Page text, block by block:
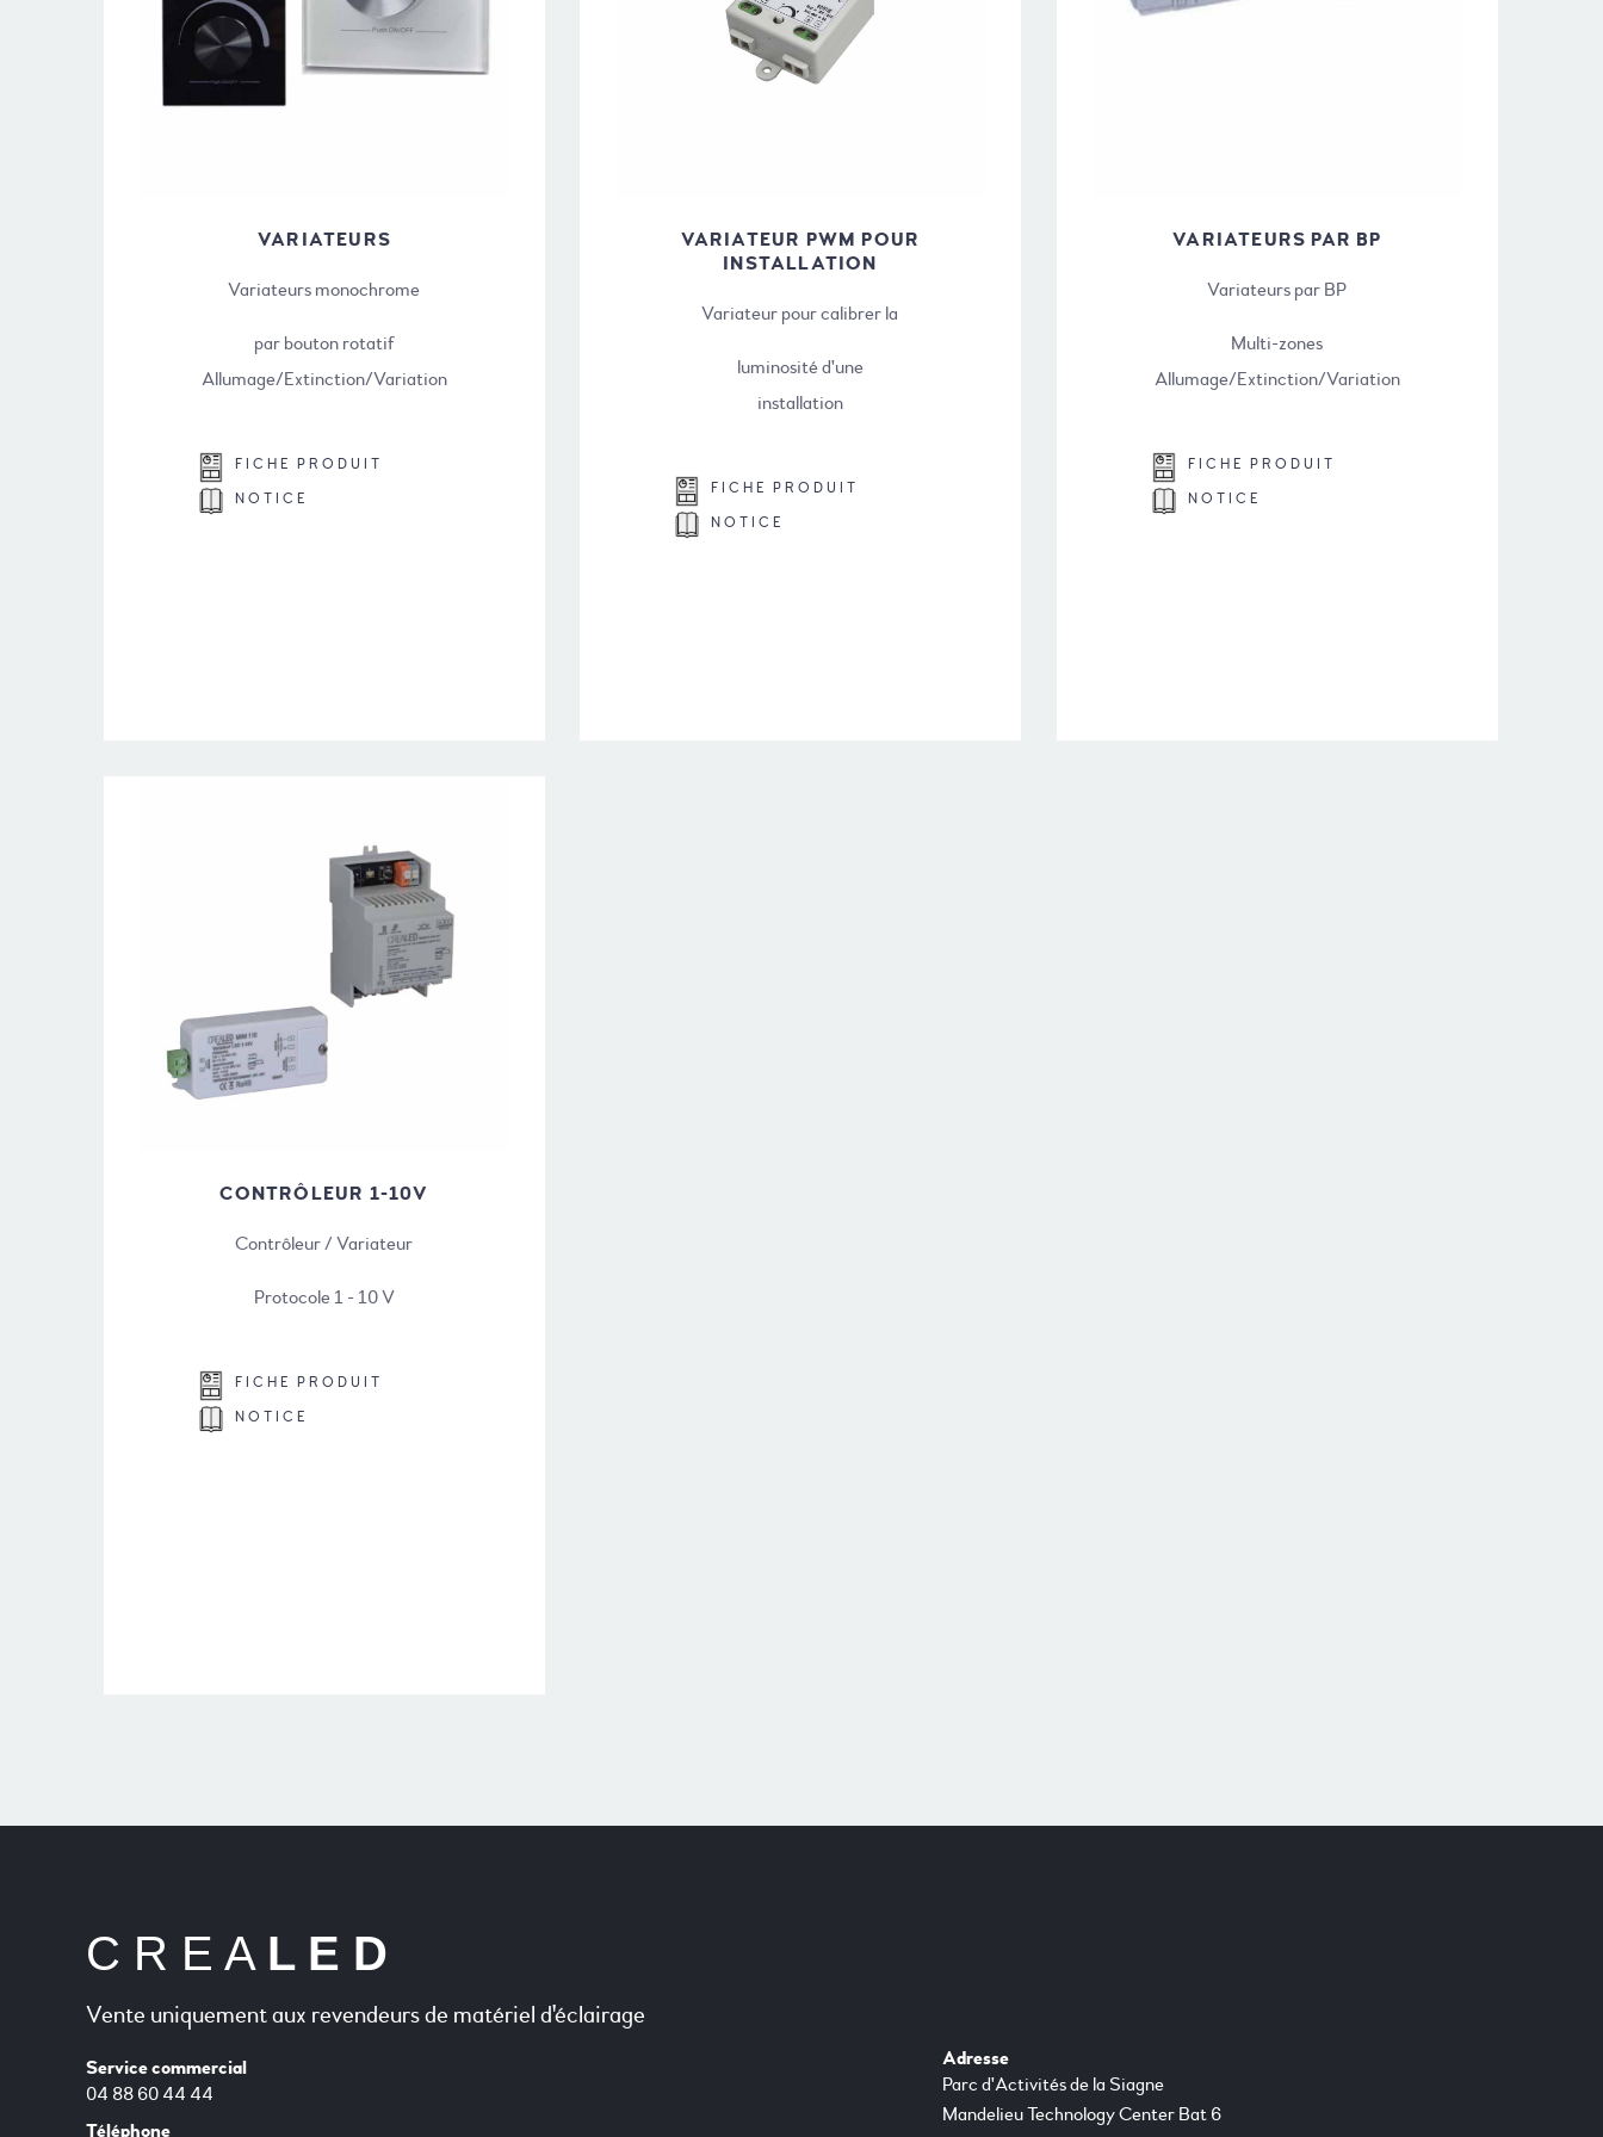
VARIATEURS
Variateurs monochrome
par bouton rotatif
Allumage/Extinction/Variation
FICHE PRODUIT
NOTICE
VARIATEUR PWM POUR
INSTALLATION
Variateur pour calibrer la
luminosité d'une
installation
FICHE PRODUIT
NOTICE
VARIATEURS PAR BP
Variateurs par BP
Multi-zones
Allumage/Extinction/Variation
FICHE PRODUIT
NOTICE
CONTRÔLEUR 1-10V
Contrôleur / Variateur
Protocole 1 - 10 V
FICHE PRODUIT
NOTICE
C R E A L E D
Vente uniquement aux revendeurs de matériel d'éclairage
Service commercial
04 88 60 44 44
Téléphone
Adresse
Parc d'Activités de la Siagne
Mandelieu Technology Center Bat 6